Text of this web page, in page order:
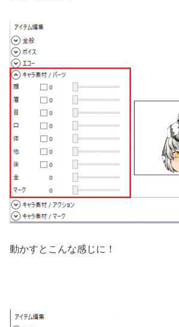
動かすとこんな感じに！